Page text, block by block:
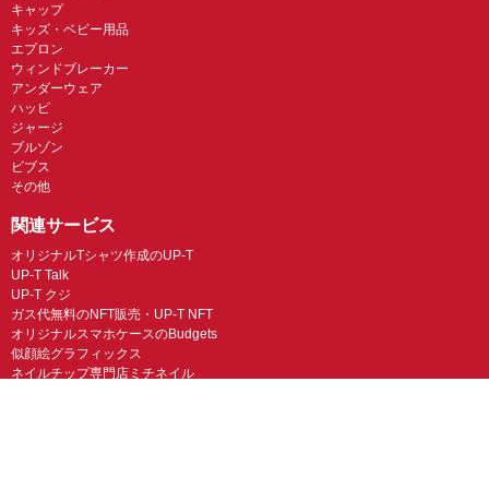
キャップ
キッズ・ベビー用品
エプロン
ウィンドブレーカー
アンダーウェア
ハッピ
ジャージ
ブルゾン
ビブス
その他
関連サービス
オリジナルTシャツ作成のUP-T
UP-T Talk
UP-T クジ
ガス代無料のNFT販売・UP-T NFT
オリジナルスマホケースのBudgets
似顔絵グラフィックス
ネイルチップ専門店ミチネイル